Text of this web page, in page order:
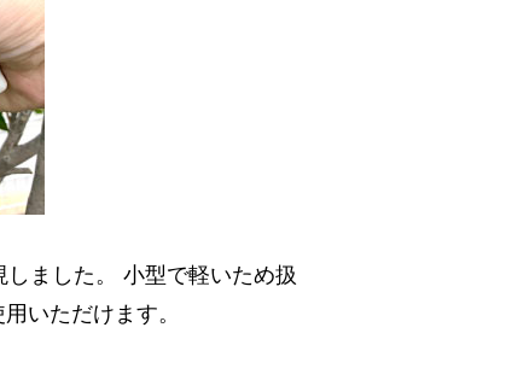
ました。 小型で軽いため扱
いただけます。